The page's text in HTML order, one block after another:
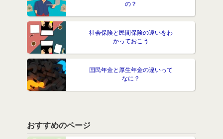
の？
社会保険と民間保険の違いをわ
かっておこう
国民年金と厚生年金の違いって
なに？
おすすめのページ